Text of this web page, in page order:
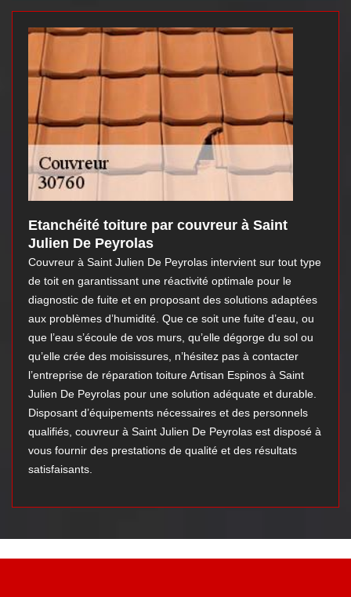
Etanchéité toiture par couvreur à Saint
Julien De Peyrolas
Couvreur à Saint Julien De Peyrolas intervient sur tout type
de toit en garantissant une réactivité optimale pour le
diagnostic de fuite et en proposant des solutions adaptées
aux problèmes d’humidité. Que ce soit une fuite d’eau, ou
que l’eau s’écoule de vos murs, qu’elle dégorge du sol ou
qu’elle crée des moisissures, n’hésitez pas à contacter
l’entreprise de réparation toiture Artisan Espinos à Saint
Julien De Peyrolas pour une solution adéquate et durable.
Disposant d’équipements nécessaires et des personnels
qualifiés, couvreur à Saint Julien De Peyrolas est disposé à
vous fournir des prestations de qualité et des résultats
satisfaisants.